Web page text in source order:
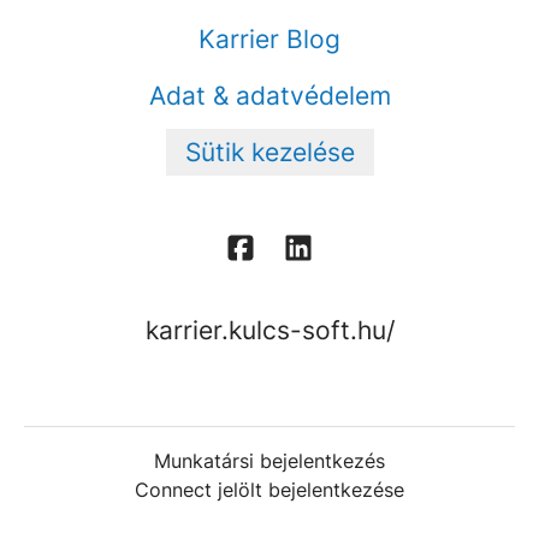
Karrier Blog
Adat & adatvédelem
Sütik kezelése
karrier.kulcs-soft.hu/
Munkatársi bejelentkezés
Connect jelölt bejelentkezése